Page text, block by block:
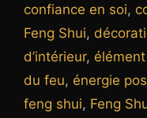
confiance en soi,
Feng Shui,
d’intérieur,
du feu, énergie
feng shui, Feng